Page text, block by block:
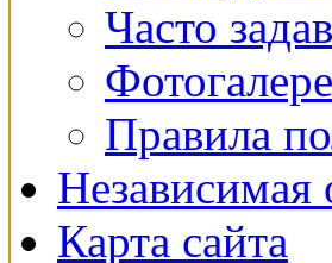
Часто
Правила
Независимая
Карта сайта